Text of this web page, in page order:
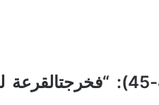
الآيات (4-45):